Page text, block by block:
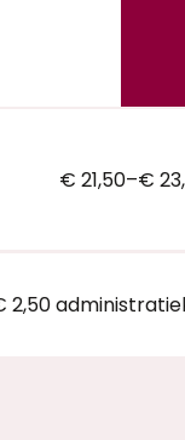
€ 21,50–€
2,50